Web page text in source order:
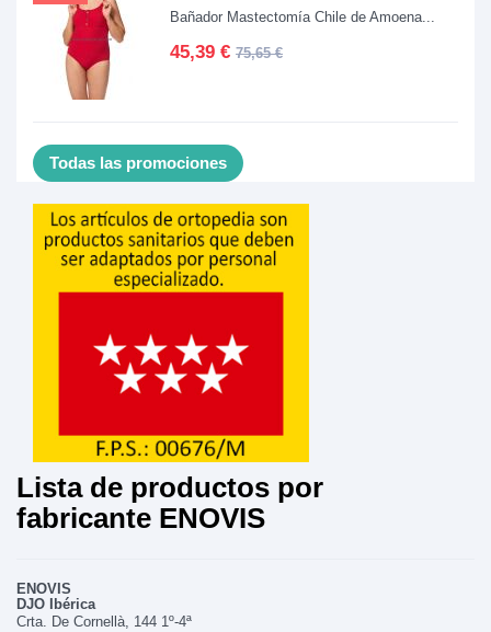
Bañador Mastectomía Chile de Amoena...
45,39 € 75,65 €
Todas las promociones
Lista de productos por
fabricante ENOVIS
ENOVIS
DJO Ibérica
Crta. De Cornellà, 144 1º-4ª